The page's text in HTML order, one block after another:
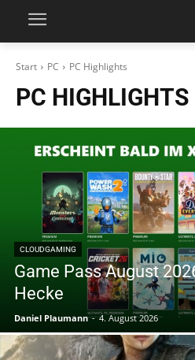
Start PC PC Highlights
PC HIGHLIGHTS
CLOUDGAMING
Game Pass August
Hecke
Daniel Plaumann - 4. August 2026